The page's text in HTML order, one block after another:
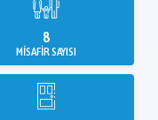
8
MISAFIR SAYISI